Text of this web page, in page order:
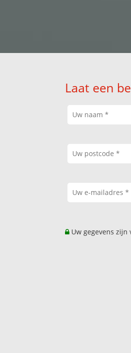
Laat een
Uw gegevens zijn